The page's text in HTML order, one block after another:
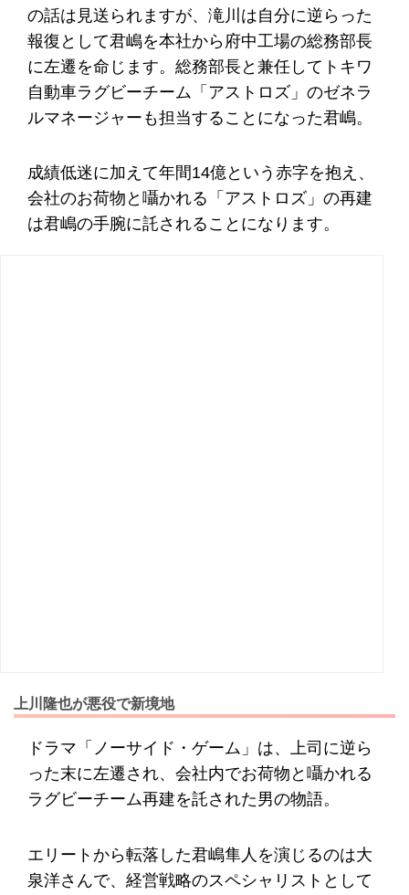
の話は見送られますが、滝川は自分に逆らった
報復として君嶋を本社から府中工場の総務部長
に左遷を命じます。総務部長と兼任してトキワ
自動車ラグビーチーム「アストロズ」のゼネラ
ルマネージャーも担当することになった君嶋。
成績低迷に加えて年間14億という赤字を抱え、
会社のお荷物と囁かれる「アストロズ」の再建
は君嶋の手腕に託されることになります。
上川隆也が悪役で新境地
ドラマ「ノーサイド・ゲーム」は、上司に逆ら
った末に左遷され、会社内でお荷物と囁かれる
ラグビーチーム再建を託された男の物語。
エリートから転落した君嶋隼人を演じるのは大
泉洋さんで、経営戦略のスペシャリストとして